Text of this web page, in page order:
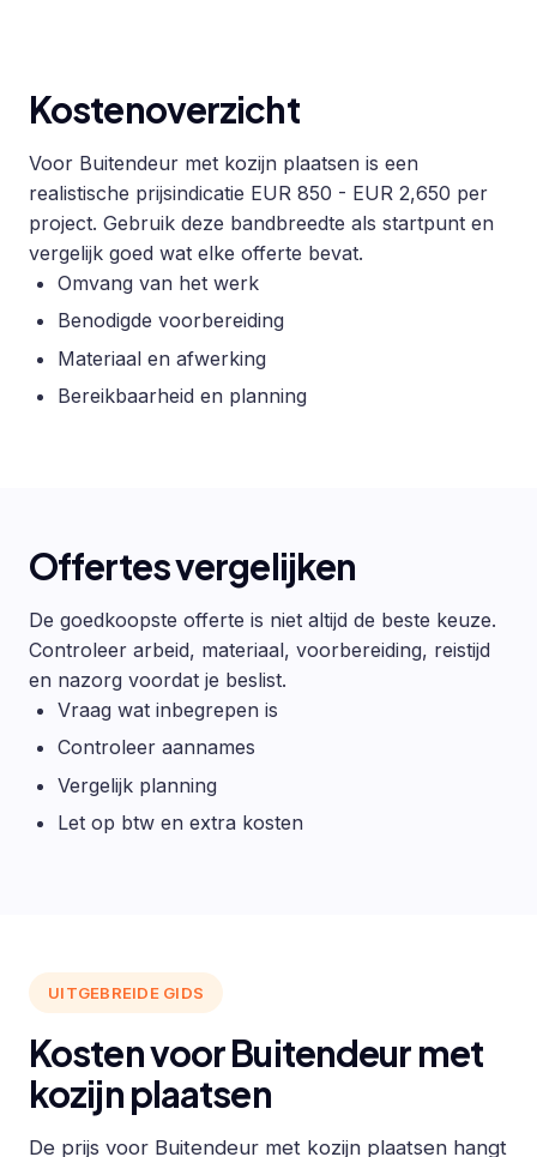
Kostenoverzicht
Voor Buitendeur met kozijn plaatsen is een
realistische prijsindicatie EUR 850 - EUR 2,650 per
project. Gebruik deze bandbreedte als startpunt en
vergelijk goed wat elke offerte bevat.
Omvang van het werk
Benodigde voorbereiding
Materiaal en afwerking
Bereikbaarheid en planning
Offertes vergelijken
De goedkoopste offerte is niet altijd de beste keuze.
Controleer arbeid, materiaal, voorbereiding, reistijd
en nazorg voordat je beslist.
Vraag wat inbegrepen is
Controleer aannames
Vergelijk planning
Let op btw en extra kosten
UITGEBREIDE GIDS
Kosten voor Buitendeur met
kozijn plaatsen
De prijs voor Buitendeur met kozijn plaatsen hangt